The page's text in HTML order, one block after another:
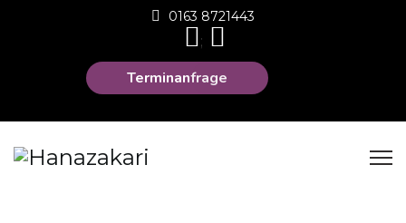
0163 8721443
;
Terminanfrage